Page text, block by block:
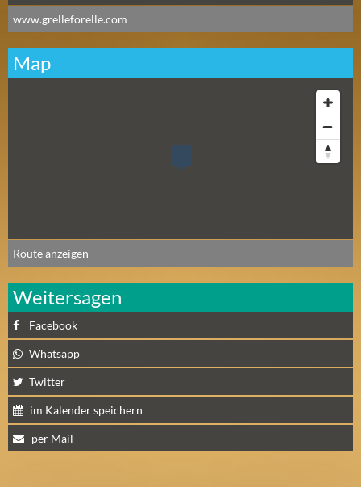
E
N
(
0
E
R
F
R
I
T
A
G
(
0
)
www.grelleforelle.com
Map
Route anzeigen
Weitersagen
Facebook
Whatsapp
Twitter
im Kalender speichern
per Mail